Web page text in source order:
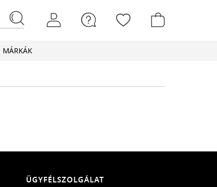
MÁRKÁK
ÜGYFÉLSZOLGÁLAT